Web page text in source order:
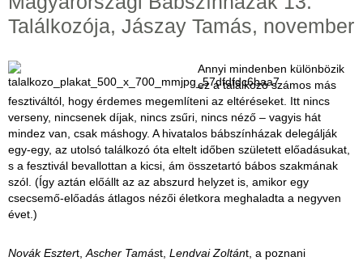
Találkozója, Jászay Tamás, november
Annyi mindenben különbözik
ez a találkozó számos más
fesztiváltól, hogy érdemes megemlíteni az eltéréseket. Itt nincs
verseny, nincsenek díjak, nincs zsűri, nincs néző – vagyis hát
mindez van, csak máshogy. A hivatalos bábszínházak delegálják
egy-egy, az utolsó találkozó óta eltelt időben született előadásukat,
s a fesztivál bevallottan a kicsi, ám összetartó bábos szakmának
szól. (Így aztán előállt az az abszurd helyzet is, amikor egy
csecsemő-előadás átlagos nézői életkora meghaladta a negyven
évet.)
Novák Esztert, Ascher Tamást, Lendvai Zoltánt, a poznani